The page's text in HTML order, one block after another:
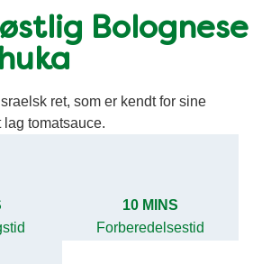
Bolognese
ret, som er kendt for sine
tomatsauce.
10 MINS
Forberedelsestid